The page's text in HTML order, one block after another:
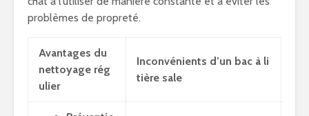
problèmes de propreté.
Avantages du
nettoyage rég
ulier
Inconvénients d’un bac à li
tière sale